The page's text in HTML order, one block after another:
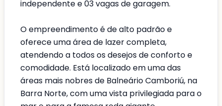
independente e 03 vagas de garagem.
O empreendimento é de alto padrão e
oferece uma área de lazer completa,
atendendo a todos os desejos de conforto e
comodidade. Está localizado em uma das
áreas mais nobres de Balneário Camboriú, na
Barra Norte, com uma vista privilegiada para o